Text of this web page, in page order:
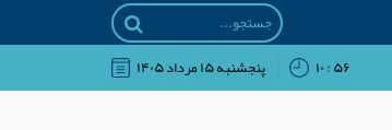
۵۶ : ۱۰ پنجشنبه ۱۵ مرداد ۱۴۰۵